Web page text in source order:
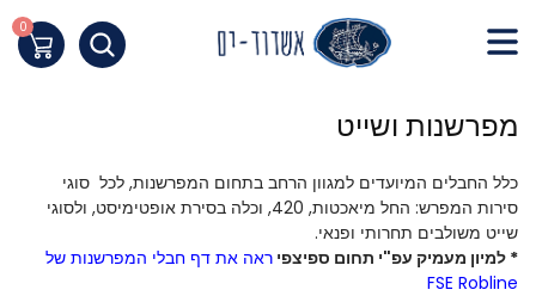
של
אינטרנט,
לחץ
אנטר
Content
העגלה
0
מפרשנות ושייט
כלל החבלים המיועדים למגוון הרחב בתחום המפרשנות, לכל סוגי
סירות המפרש: החל מיאכטות, 420, וכלה בסירת אופטימיסט, ולסוגי
שייט משולבים תחרותי ופנאי.
* למיון מעמיק עפ"י תחום ספיצפי ראה את דף חבלי המפרשנות של
FSE Robline